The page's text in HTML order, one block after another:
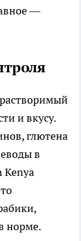
—
и вкусу.
глютена
в
Kenya
норме.​